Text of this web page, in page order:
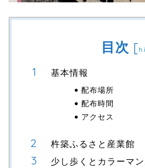
目次 [
基本情報
配布場所
配布時間
アクセス
杵築ふるさと産業館
少し歩くとカラーマ